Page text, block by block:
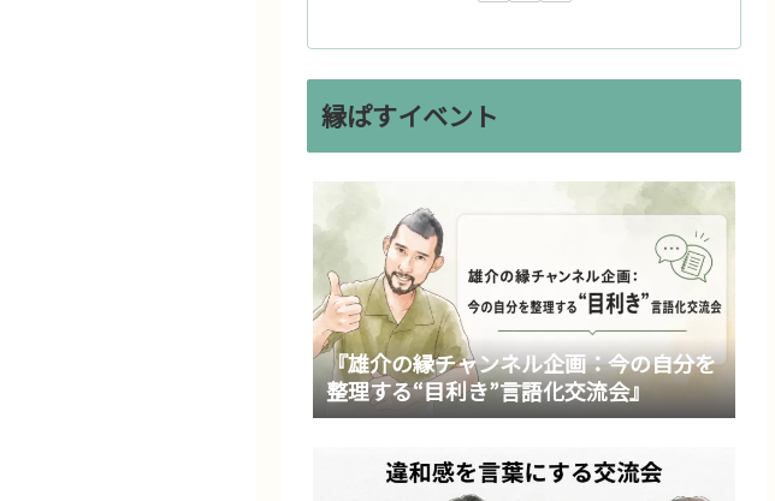
縁ぱすイベント
『雄介の縁チャンネル企画：今の自分を
整理する“目利き”言語化交流会』